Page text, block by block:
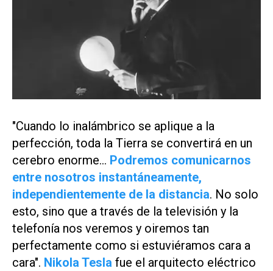
"Cuando lo inalámbrico se aplique a la
perfección, toda la Tierra se convertirá en un
cerebro enorme... Podremos comunicarnos
entre nosotros instantáneamente,
independientemente de la distancia. No solo
esto, sino que a través de la televisión y la
telefonía nos veremos y oiremos tan
perfectamente como si estuviéramos cara a
cara". Nikola Tesla fue el arquitecto eléctrico